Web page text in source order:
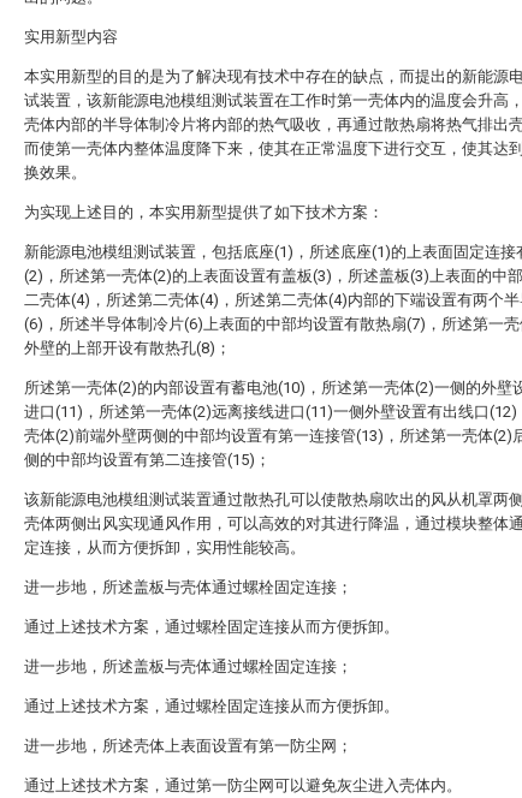
实用新型内容
本实用新型的目的是为了解决现有技术中存在的缺点，而提出的新能源
试装置，该新能源电池模组测试装置在工作时第一壳体内的温度会升高
壳体内部的半导体制冷片将内部的热气吸收，再通过散热扇将热气排出
而使第一壳体内整体温度降下来，使其在正常温度下进行交互，使其达
换效果。
为实现上述目的，本实用新型提供了如下技术方案：
新能源电池模组测试装置，包括底座(1)，所述底座(1)的上表面固定连接
(2)，所述第一壳体(2)的上表面设置有盖板(3)，所述盖板(3)上表面的中
二壳体(4)，所述第二壳体(4)，所述第二壳体(4)内部的下端设置有两个
(6)，所述半导体制冷片(6)上表面的中部均设置有散热扇(7)，所述第一壳
外壁的上部开设有散热孔(8)；
所述第一壳体(2)的内部设置有蓄电池(10)，所述第一壳体(2)一侧的外壁
进口(11)，所述第一壳体(2)远离接线进口(11)一侧外壁设置有出线口(12)
壳体(2)前端外壁两侧的中部均设置有第一连接管(13)，所述第一壳体(2)
侧的中部均设置有第二连接管(15)；
该新能源电池模组测试装置通过散热孔可以使散热扇吹出的风从机罩两
壳体两侧出风实现通风作用，可以高效的对其进行降温，通过模块整体
定连接，从而方便拆卸，实用性能较高。
进一步地，所述盖板与壳体通过螺栓固定连接；
通过上述技术方案，通过螺栓固定连接从而方便拆卸。
进一步地，所述盖板与壳体通过螺栓固定连接；
通过上述技术方案，通过螺栓固定连接从而方便拆卸。
进一步地，所述壳体上表面设置有第一防尘网；
通过上述技术方案，通过第一防尘网可以避免灰尘进入壳体内。